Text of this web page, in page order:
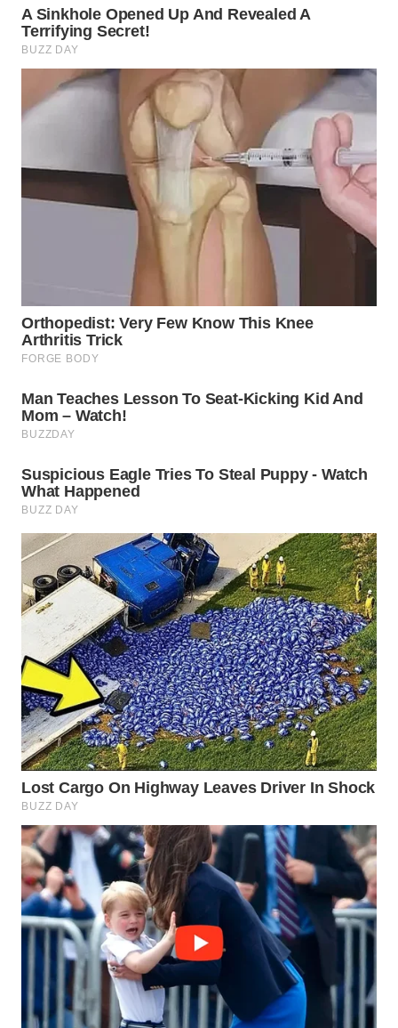
SOLO
BOROBUDUR
WN
BINTAN
WN
MANDALIKA
LIKUPANG
LABUANBAJO
WN
BORNEO
Wahana
Media
Group
WAHANA
NEWS
WAHANA
TANI
WAHANA
ADVOKAT
WAHANA
INFRASTRUKTUR
WAHANA
KONSUMEN